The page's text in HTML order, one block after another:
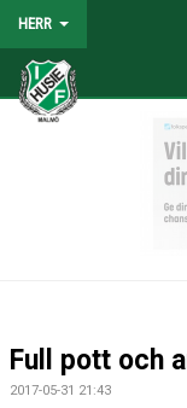
HERR
HEM
MATCHER
Full pott och
2017-05-31 21:43